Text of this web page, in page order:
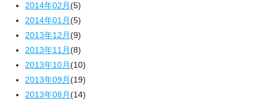
2014年02月(5)
2014年01月(5)
2013年12月(9)
2013年11月(8)
2013年10月(10)
2013年09月(19)
2013年08月(14)